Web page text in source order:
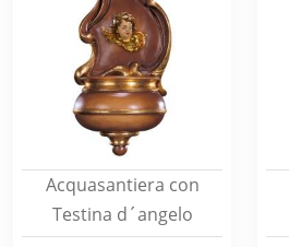
Acquasantiera con
Testina d´angelo